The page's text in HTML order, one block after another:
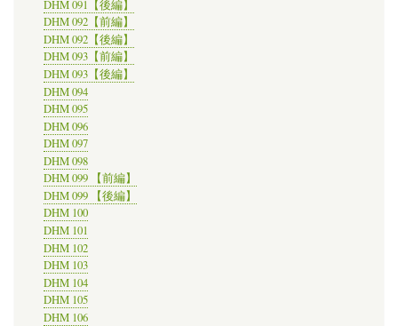
DHM 091【後編】
DHM 092【前編】
DHM 092【後編】
DHM 093【前編】
DHM 093【後編】
DHM 094
DHM 095
DHM 096
DHM 097
DHM 098
DHM 099 【前編】
DHM 099 【後編】
DHM 100
DHM 101
DHM 102
DHM 103
DHM 104
DHM 105
DHM 106